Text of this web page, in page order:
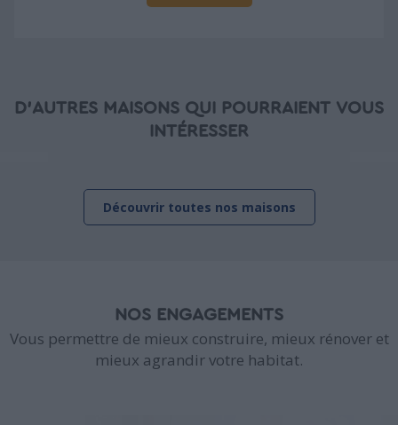
D'AUTRES MAISONS QUI POURRAIENT VOUS
INTÉRESSER
Découvrir toutes nos maisons
NOS ENGAGEMENTS
Vous permettre de mieux construire, mieux rénover et
mieux agrandir votre habitat.